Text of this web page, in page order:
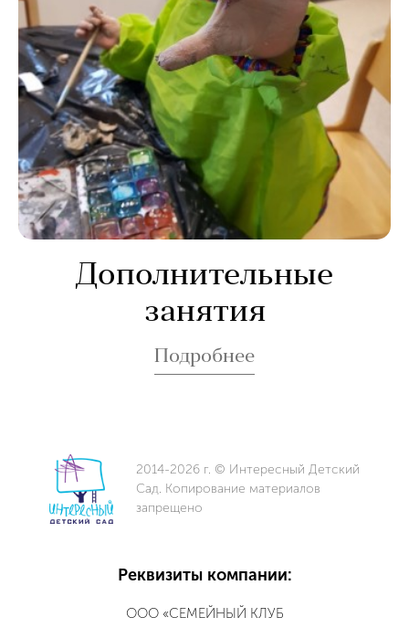
Дополнительные
занятия
Подробнее
2014-2026 г. © Интересный Детский
Сад. Копирование материалов
запрещено
Реквизиты компании:
ООО «СЕМЕЙНЫЙ КЛУБ